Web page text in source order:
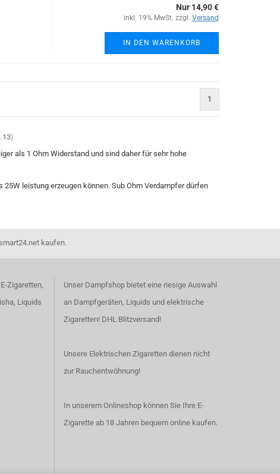
Nur 14,90 €
inkl. 19% MwSt. zzgl. Versand
IN DEN WARENKORB
1
13)
als 1 Ohm Widerstand und sind daher für sehr hohe
leistung erzeugen können. Sub Ohm Verdampfer dürfen
kaufen.
Zigaretten,
Liquids
Unser Dampfshop bietet eine riesige Auswahl
an Dampfgeräten, Liquids und elektrische
Zigaretten! DHL Blitzversand!
Unsere Elektrischen Zigaretten dienen nicht
zur Rauchentwöhnung!
In unserem Onlineshop können Sie Ihre E-
Zigarette ab 18 Jahren bequem online kaufen.